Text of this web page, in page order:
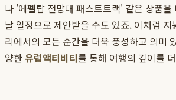
나 '에펠탑 전망대 패스트트랙' 같은 상품을
날 일정으로 제안받을 수도 있죠. 이처럼
리에서의 모든 순간을 더욱 풍성하고 의미
양한유럽액티비티를 통해 여행의 깊이를